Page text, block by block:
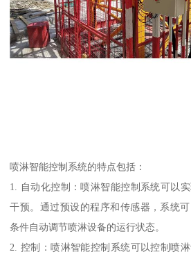
喷淋智能控制系统的特点包括：
1. 自动化控制：喷淋智能控制系统可以
干预。通过预设的程序和传感器，系统
条件自动调节喷淋设备的运行状态。
2. 控制：喷淋智能控制系统可以控制喷